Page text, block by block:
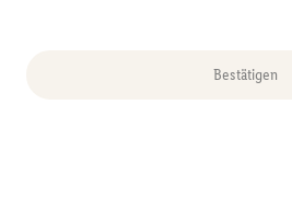
Bestätigen